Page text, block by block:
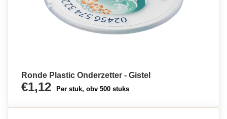
Ronde Plastic Onderzetter - Gistel
€1,12 Per stuk, obv 500 stuks